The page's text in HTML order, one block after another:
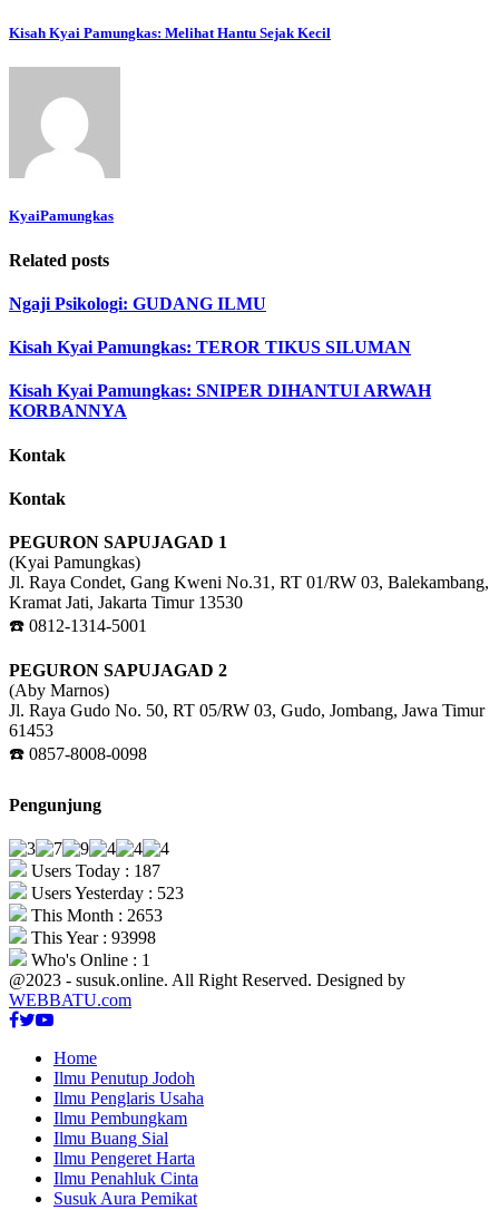
Kisah Kyai Pamungkas: Melihat Hantu Sejak Kecil
KyaiPamungkas
Related posts
Ngaji Psikologi: GUDANG ILMU
Kisah Kyai Pamungkas: TEROR TIKUS SILUMAN
Kisah Kyai Pamungkas: SNIPER DIHANTUI ARWAH
KORBANNYA
Kontak
Kontak
PEGURON SAPUJAGAD 1
(Kyai Pamungkas)
Jl. Raya Condet, Gang Kweni No.31, RT 01/RW 03, Balekambang,
Kramat Jati, Jakarta Timur 13530
☎️ 0812-1314-5001
PEGURON SAPUJAGAD 2
(Aby Marnos)
Jl. Raya Gudo No. 50, RT 05/RW 03, Gudo, Jombang, Jawa Timur
61453
☎️ 0857-8008-0098
Pengunjung
Users Today : 187
Users Yesterday : 523
This Month : 2653
This Year : 93998
Who's Online : 1
@2023 - susuk.online. All Right Reserved. Designed by
WEBBATU.com
Facebook
Twitter
Youtube
Home
Ilmu Penutup Jodoh
Ilmu Penglaris Usaha
Ilmu Pembungkam
Ilmu Buang Sial
Ilmu Pengeret Harta
Ilmu Penahluk Cinta
Susuk Aura Pemikat